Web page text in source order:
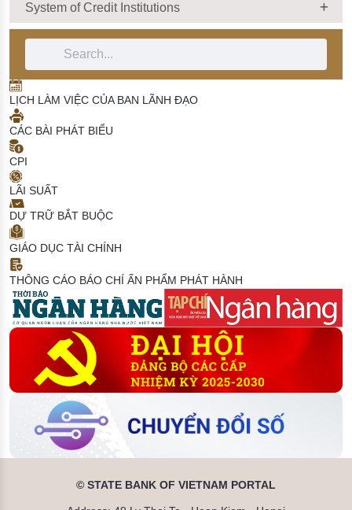
System of Credit Institutions
Search Bar
LỊCH LÀM VIỆC CỦA BAN LÃNH ĐẠO
CÁC BÀI PHÁT BIỂU
CPI
LÃI SUẤT
DỰ TRỮ BẮT BUỘC
GIÁO DỤC TÀI CHÍNH
THÔNG CÁO BÁO CHÍ ẤN PHẨM PHÁT HÀNH
© STATE BANK OF VIETNAM PORTAL